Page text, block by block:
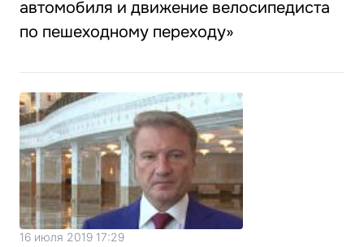
автомобиля и движение велосипедиста
по пешеходному переходу»
16 июля 2019 17:29